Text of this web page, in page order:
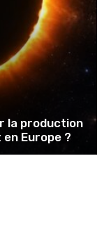
la production
Europe ?